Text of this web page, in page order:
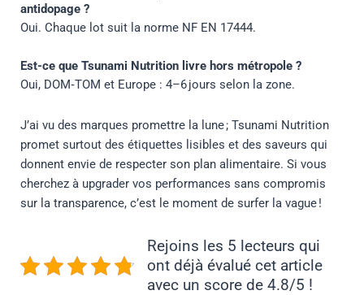
antidopage ?
Oui. Chaque lot suit la norme NF EN 17444.
Est-ce que Tsunami Nutrition livre hors métropole ?
Oui, DOM‑TOM et Europe : 4–6 jours selon la zone.
J’ai vu des marques promettre la lune ; Tsunami Nutrition
promet surtout des étiquettes lisibles et des saveurs qui
donnent envie de respecter son plan alimentaire. Si vous
cherchez à upgrader vos performances sans compromis
sur la transparence, c’est le moment de surfer la vague !
Rejoins les 5 lecteurs qui
ont déjà évalué cet article
avec un score de 4.8/5 !